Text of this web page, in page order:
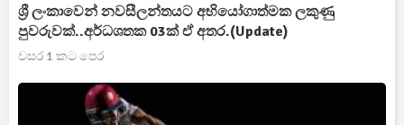
ශ්‍රී ලංකාවෙන් නවසීලන්තයට අභියෝගාත්මක ලකුණු
පුවරුවක්..අර්ධශතක 03ක් ඒ අතර.(Update)
වසර 1 කට පෙර